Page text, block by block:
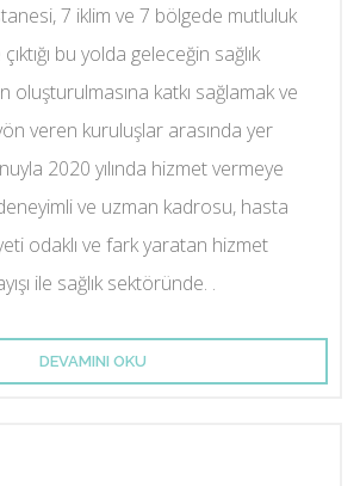
7 iklim ve 7 bölgede mutluluk
bu yolda geleceğin sağlık
oluşturulmasına katkı sağlamak ve
veren kuruluşlar arasında yer
2020 yılında hizmet vermeye
deneyimli ve uzman kadrosu, hasta
odaklı ve fark yaratan hizmet
ile sağlık sektöründe. .
DEVAMINI OKU